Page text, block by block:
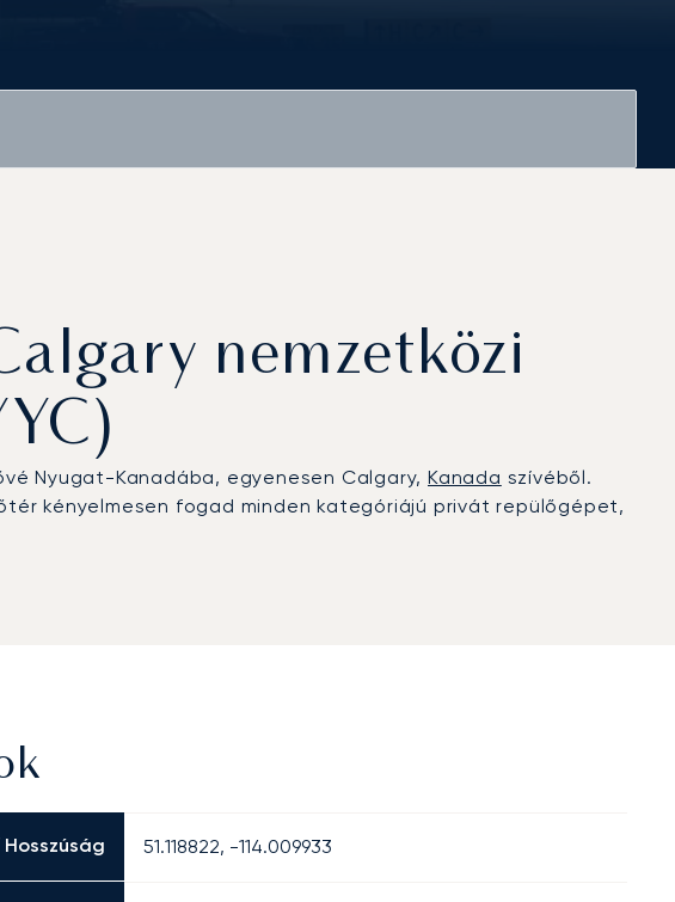
nemzetközi
Nyugat-Kanadába, egyenesen Calgary, Kanada szívéből.
kényelmesen fogad minden kategóriájú privát repülőgépet,
51.118822, -114.009933